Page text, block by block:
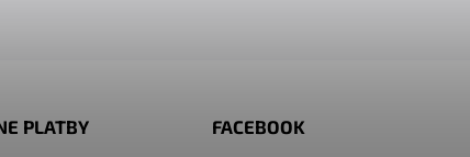
PLATBY FACEBOOK